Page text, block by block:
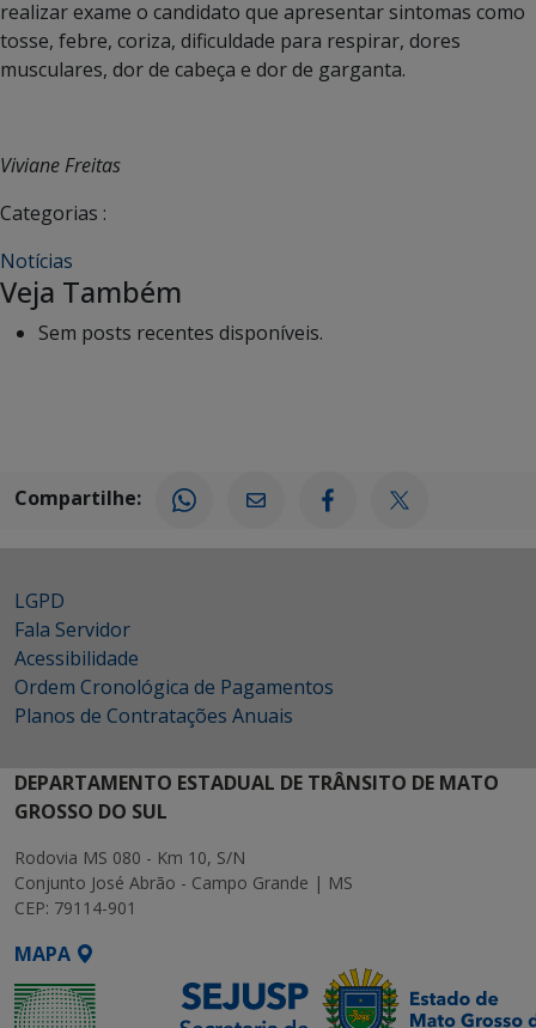
realizar exame o candidato que apresentar sintomas como
tosse, febre, coriza, dificuldade para respirar, dores
musculares, dor de cabeça e dor de garganta.
Viviane Freitas
Categorias :
Notícias
Veja Também
Sem posts recentes disponíveis.
Compartilhe:
LGPD
Fala Servidor
Acessibilidade
Ordem Cronológica de Pagamentos
Planos de Contratações Anuais
DEPARTAMENTO ESTADUAL DE TRÂNSITO DE MATO
GROSSO DO SUL
Rodovia MS 080 - Km 10, S/N
Conjunto José Abrão - Campo Grande | MS
CEP: 79114-901
MAPA